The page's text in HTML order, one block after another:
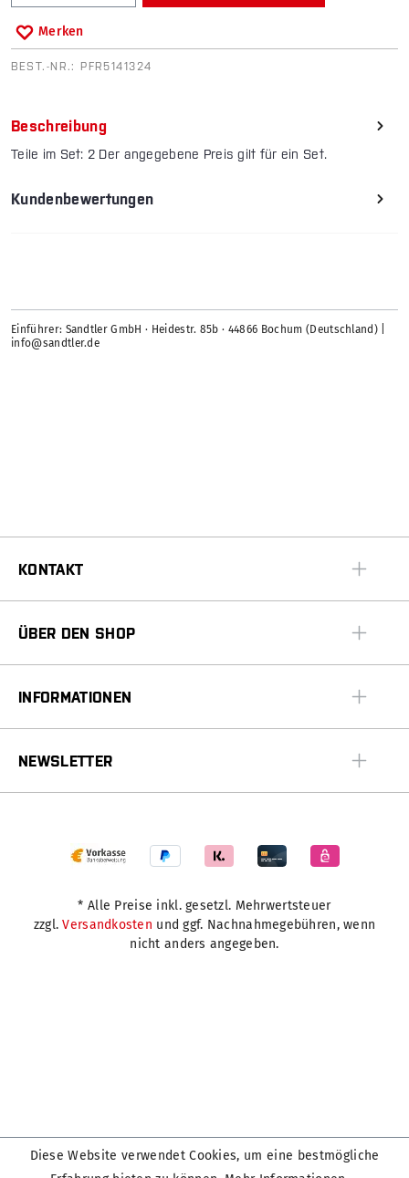
Merken
BEST.-NR.: PFR5141324
Beschreibung
Teile im Set: 2 Der angegebene Preis gilt für ein Set.
Kundenbewertungen
Einführer: Sandtler GmbH · Heidestr. 85b · 44866 Bochum (Deutschland) |
info@sandtler.de
KONTAKT
ÜBER DEN SHOP
INFORMATIONEN
NEWSLETTER
* Alle Preise inkl. gesetzl. Mehrwertsteuer
zzgl.Versandkosten und ggf. Nachnahmegebühren, wenn
nicht anders angegeben.
Diese Website verwendet Cookies, um eine bestmögliche